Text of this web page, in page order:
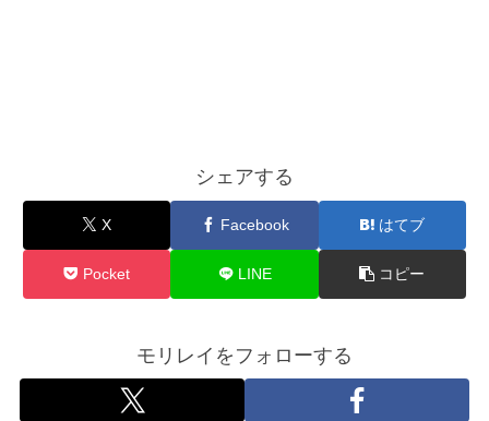
シェアする
X Facebook はてブ
Pocket LINE コピー
モリレイをフォローする